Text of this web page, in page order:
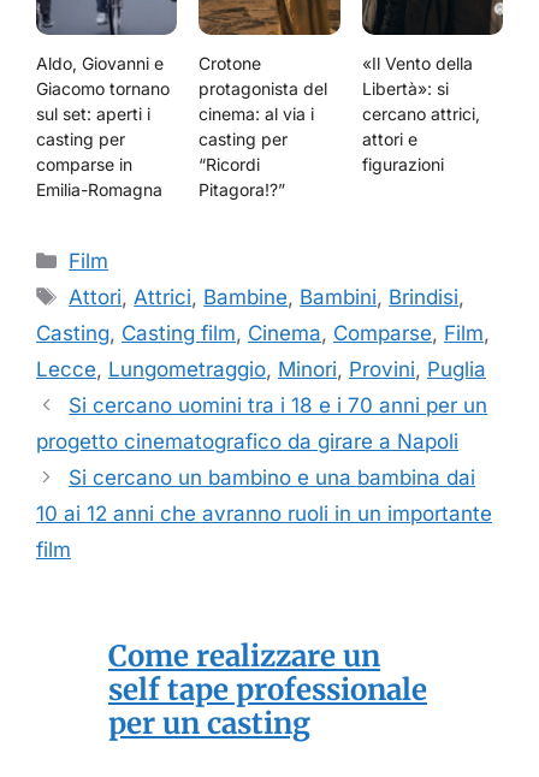
Aldo, Giovanni e
Giacomo tornano
sul set: aperti i
casting per
comparse in
Emilia-Romagna
Crotone
protagonista del
cinema: al via i
casting per
“Ricordi
Pitagora!?”
«Il Vento della
Libertà»: si
cercano attrici,
attori e
figurazioni
Categorie
Film
Tag
Attori,Attrici, Bambine, Bambini, Brindisi,
Casting, Casting film, Cinema, Comparse, Film,
Lecce, Lungometraggio, Minori, Provini, Puglia
Si cercano uomini tra i 18 e i 70 anni per un
progetto cinematografico da girare a Napoli
Si cercano un bambino e una bambina dai
10 ai 12 anni che avranno ruoli in un importante
film
Come realizzare un
self tape professionale
per un casting